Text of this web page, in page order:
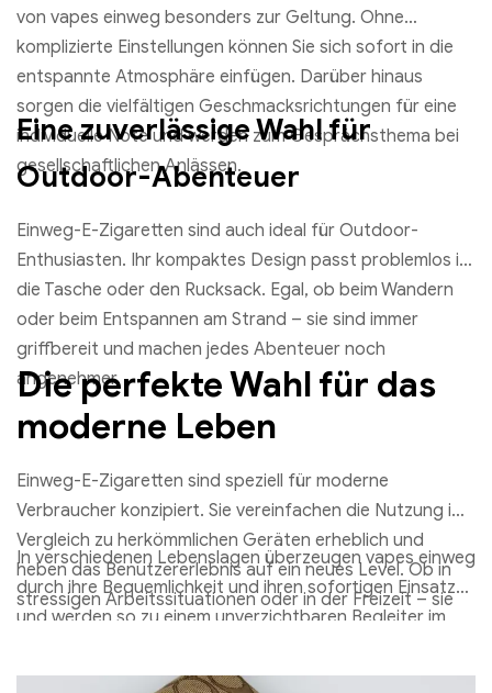
von vapes einweg besonders zur Geltung. Ohne
komplizierte Einstellungen können Sie sich sofort in die
entspannte Atmosphäre einfügen. Darüber hinaus
sorgen die vielfältigen Geschmacksrichtungen für eine
individuelle Note und werden zum Gesprächsthema bei
gesellschaftlichen Anlässen.
Eine zuverlässige Wahl für
Outdoor-Abenteuer
Einweg-E-Zigaretten sind auch ideal für Outdoor-
Enthusiasten. Ihr kompaktes Design passt problemlos in
die Tasche oder den Rucksack. Egal, ob beim Wandern
oder beim Entspannen am Strand – sie sind immer
griffbereit und machen jedes Abenteuer noch
angenehmer.
Die perfekte Wahl für das
moderne Leben
Einweg-E-Zigaretten sind speziell für moderne
Verbraucher konzipiert. Sie vereinfachen die Nutzung im
Vergleich zu herkömmlichen Geräten erheblich und
heben das Benutzererlebnis auf ein neues Level. Ob in
stressigen Arbeitssituationen oder in der Freizeit – sie
In verschiedenen Lebenslagen überzeugen vapes einweg
durch ihre Bequemlichkeit und ihren sofortigen Einsatz
und werden so zu einem unverzichtbaren Begleiter im
das Sie jederzeit und überall begleiten kann, probieren